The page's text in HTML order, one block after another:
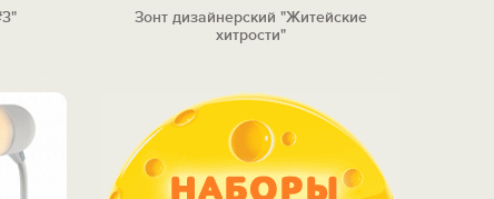
Зонт дизайнерский "Житейские
хитрости"